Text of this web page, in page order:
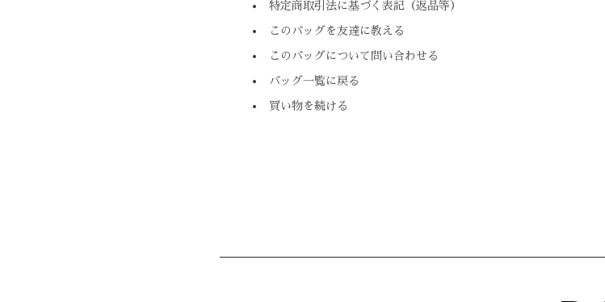
特定商取引法に基づく表記（返品等）
このバッグを友達に教える
このバッグについて問い合わせる
バッグ一覧に戻る
買い物を続ける